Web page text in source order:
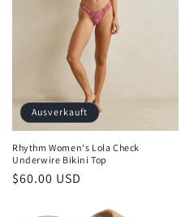
Ausverkauft
Rhythm Women's Lola Check
Underwire Bikini Top
Normaler
$60.00 USD